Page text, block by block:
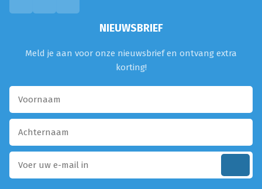
NIEUWSBRIEF
Meld je aan voor onze nieuwsbrief en ontvang extra
korting!